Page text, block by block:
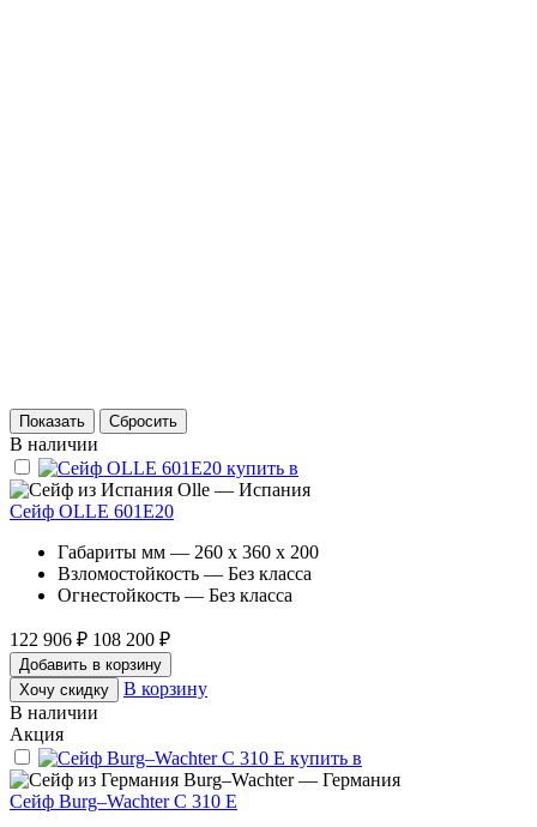
В наличии
Olle — Испания
Сейф OLLE 601E20
Габариты мм — 260 x 360 x 200
Взломостойкость — Без класса
Огнестойкость — Без класса
122 906 ₽ 108 200 ₽
Добавить в корзину
Хочу скидку
В корзину
В наличии
Акция
Burg–Wachter — Германия
Сейф Burg–Wachter C 310 E